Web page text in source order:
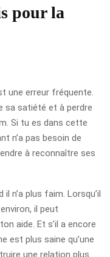
pour la
une erreur fréquente.
sa satiété et à perdre
Si tu es dans cette
n’a pas besoin de
à reconnaître ses
n’a plus faim. Lorsqu’il
il peut
aide. Et s’il a encore
est plus saine qu’une
une relation plus